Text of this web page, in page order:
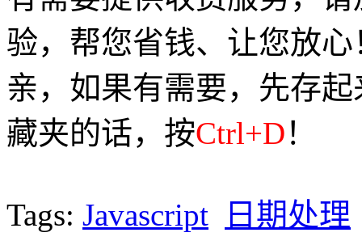
验，帮您省钱、让您放心
亲，如果有需要，先存
藏夹的话，按Ctrl+D！
Tags: Javascript
日期处理